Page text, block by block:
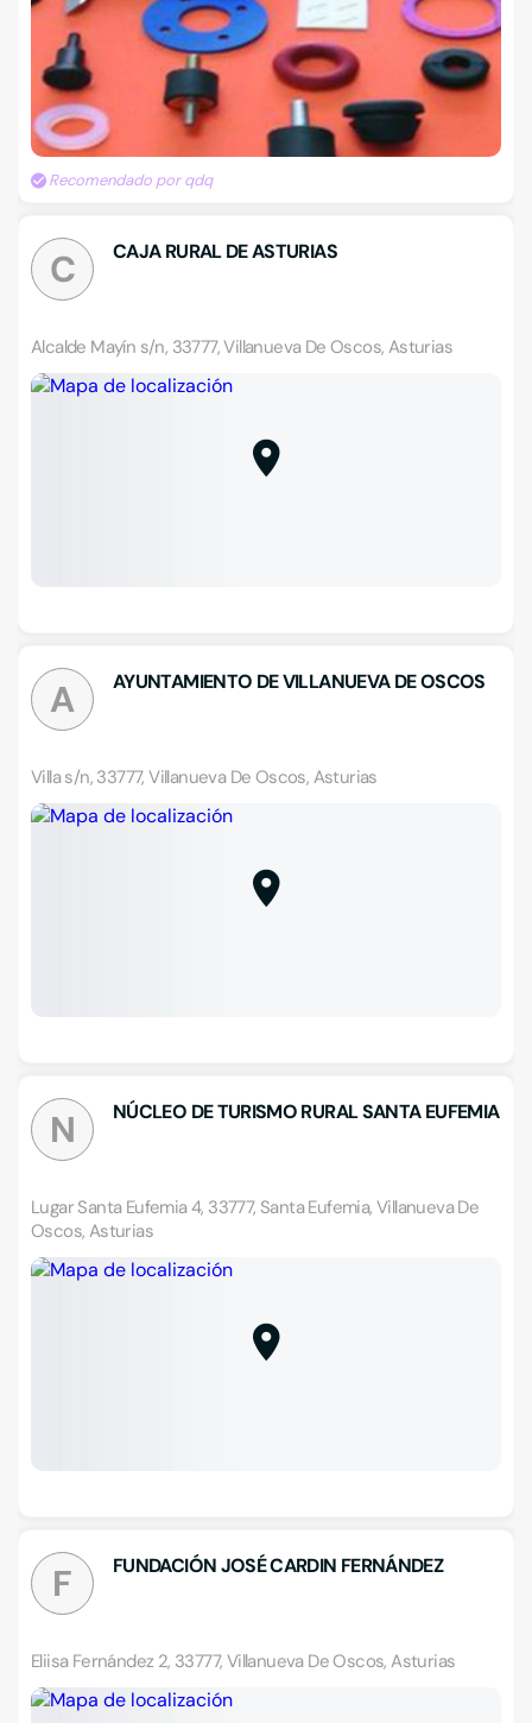
Recomendado por qdq
C CAJA RURAL DE ASTURIAS
Alcalde Mayín s/n, 33777, Villanueva De Oscos, Asturias
A AYUNTAMIENTO DE VILLANUEVA DE OSCOS
Villa s/n, 33777, Villanueva De Oscos, Asturias
N NÚCLEO DE TURISMO RURAL SANTA EUFEMIA
Lugar Santa Eufemia 4, 33777, Santa Eufemia, Villanueva De
Oscos, Asturias
F FUNDACIÓN JOSÉ CARDIN FERNÁNDEZ
Eliisa Fernández 2, 33777, Villanueva De Oscos, Asturias